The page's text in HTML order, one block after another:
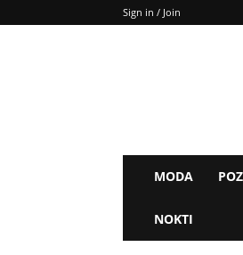
Sign in / Join
MODA
NOKTI